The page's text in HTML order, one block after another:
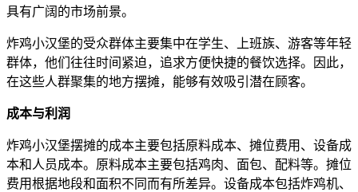
具有广阔的市场前景。
炸鸡小汉堡的受众群体主要集中在学生、上班族、游客等年轻
群体，他们往往时间紧迫，追求方便快捷的餐饮选择。因此，
在这些人群聚集的地方摆摊，能够有效吸引潜在顾客。
成本与利润
炸鸡小汉堡摆摊的成本主要包括原料成本、摊位费用、设备成
本和人员成本。原料成本主要包括鸡肉、面包、配料等。摊位
费用根据地段和面积不同而有所差异。设备成本包括炸鸡机、